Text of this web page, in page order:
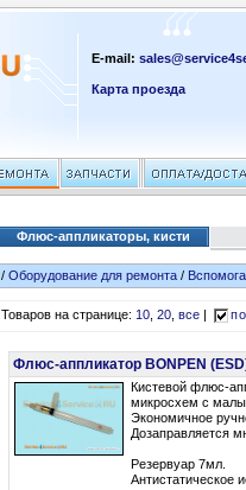
E-mail:
Карта проезда
Флюс-аппликаторы, кисти
/Оборудование для ремонта /
Товаров на странице:10,20,все
Флюс-аппликатор BONPEN
Кистевой флюс-
микросхем с
Экономичное
Дозаправляется
Резервуар 7мл.
Антистатическое